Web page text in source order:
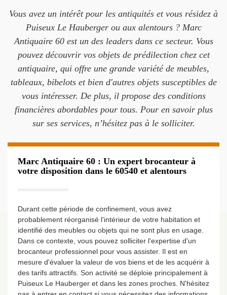
Vous avez un intérêt pour les antiquités et vous résidez à
Puiseux Le Hauberger ou aux alentours ? Marc
Antiquaire 60 est un des leaders dans ce secteur. Vous
pouvez découvrir vos objets de prédilection chez cet
antiquaire, qui offre une grande variété de meubles,
tableaux, bibelots et bien d'autres objets susceptibles de
vous intéresser. De plus, il propose des conditions
financières abordables pour tous. Pour en savoir plus
sur ses services, n’hésitez pas à le solliciter.
Marc Antiquaire 60 : Un expert brocanteur à
votre disposition dans le 60540 et alentours
Durant cette période de confinement, vous avez
probablement réorganisé l'intérieur de votre habitation et
identifié des meubles ou objets qui ne sont plus en usage.
Dans ce contexte, vous pouvez solliciter l'expertise d'un
brocanteur professionnel pour vous assister. Il est en
mesure d'évaluer la valeur de vos biens et de les acquérir à
des tarifs attractifs. Son activité se déploie principalement à
Puiseux Le Hauberger et dans les zones proches. N'hésitez